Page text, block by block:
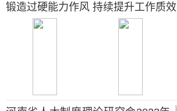
锻造过硬能力作风 持续提升工作质效